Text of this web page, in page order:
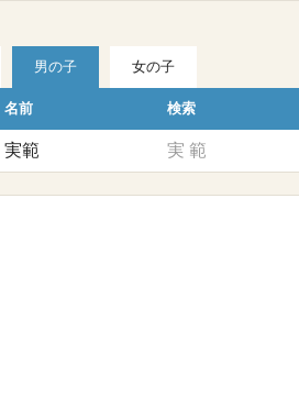
男の子 女の子
名前 検索
実範 実 範